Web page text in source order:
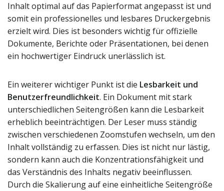
Inhalt optimal auf das Papierformat angepasst ist und
somit ein professionelles und lesbares Druckergebnis
erzielt wird. Dies ist besonders wichtig für offizielle
Dokumente, Berichte oder Präsentationen, bei denen
ein hochwertiger Eindruck unerlässlich ist.
Ein weiterer wichtiger Punkt ist die Lesbarkeit und
Benutzerfreundlichkeit. Ein Dokument mit stark
unterschiedlichen Seitengrößen kann die Lesbarkeit
erheblich beeinträchtigen. Der Leser muss ständig
zwischen verschiedenen Zoomstufen wechseln, um den
Inhalt vollständig zu erfassen. Dies ist nicht nur lästig,
sondern kann auch die Konzentrationsfähigkeit und
das Verständnis des Inhalts negativ beeinflussen.
Durch die Skalierung auf eine einheitliche Seitengröße